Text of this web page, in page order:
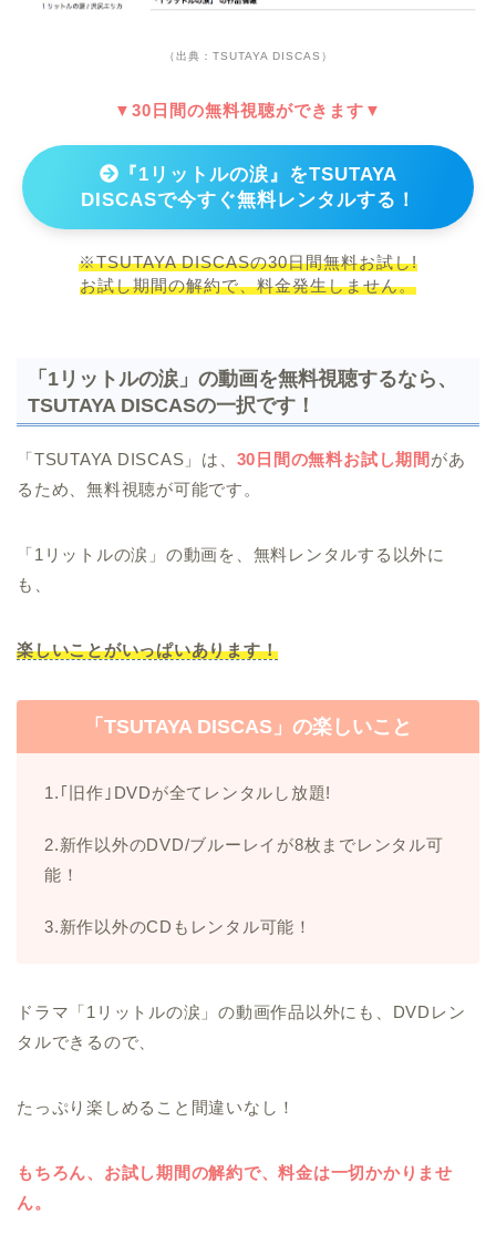
（出典：TSUTAYA DISCAS）
▼30日間の無料視聴ができます▼
『1リットルの涙』をTSUTAYA
DISCASで今すぐ無料レンタルする！
※TSUTAYA DISCASの30日間無料お試し!
お試し期間の解約で、料金発生しません。
「1リットルの涙」の動画を無料視聴するなら、
TSUTAYA DISCASの一択です！
「TSUTAYA DISCAS」は、 30日間の無料お試し期間 があ
るため、無料視聴が可能です。
「1リットルの涙」の動画を、無料レンタルする以外に
も、
楽しいことがいっぱいあります！
「TSUTAYA DISCAS」の楽しいこと
1.｢旧作｣DVDが全てレンタルし放題!
2.新作以外のDVD/ブルーレイが8枚までレンタル可
能！
3.新作以外のCDもレンタル可能！
ドラマ「1リットルの涙」の動画作品以外にも、DVDレン
タルできるので、
たっぷり楽しめること間違いなし！
もちろん、お試し期間の解約で、料金は一切かかりませ
ん。